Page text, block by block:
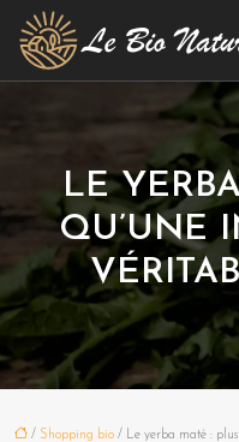
LE
QU’UNE
/ Shopping bio / Le yerba maté :